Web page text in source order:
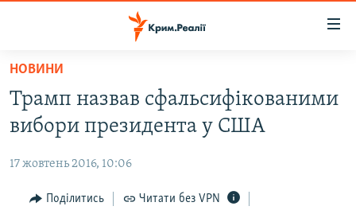
Перейти
основного
матеріалу
Перейти
до
навігації
ВОДА.КРИМ
ВІДЕО ТА ФОТО
ПОЛІТИКА
БЛОГИ
НОВИНИ
Трамп назвав сфальсифікованими
вибори президента у США
17 жовтень 2016, 10:06
Поділитись Читати без VPN